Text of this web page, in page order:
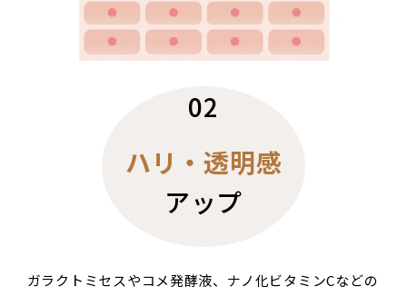
02
ハリ・透明感
アップ
ガラクトミセスやコメ発酵液、ナノ化ビタミンCなどの